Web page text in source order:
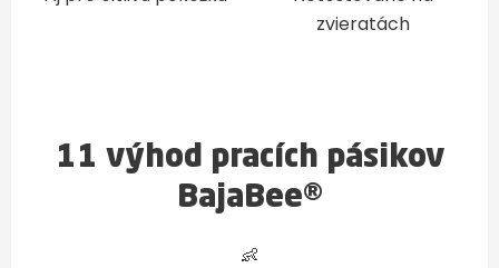
zvieratách
11 výhod pracích pásikov
BajaBee®
👶